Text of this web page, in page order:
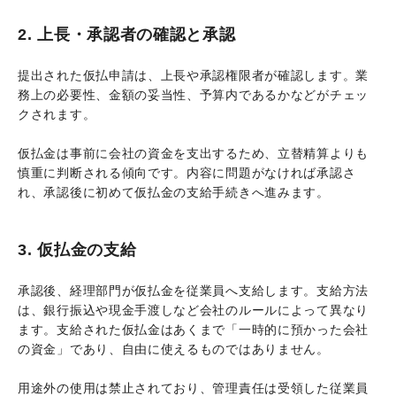
2. 上長・承認者の確認と承認
提出された仮払申請は、上長や承認権限者が確認します。業
務上の必要性、金額の妥当性、予算内であるかなどがチェッ
クされます。
仮払金は事前に会社の資金を支出するため、立替精算よりも
慎重に判断される傾向です。内容に問題がなければ承認さ
れ、承認後に初めて仮払金の支給手続きへ進みます。
3. 仮払金の支給
承認後、経理部門が仮払金を従業員へ支給します。支給方法
は、銀行振込や現金手渡しなど会社のルールによって異なり
ます。支給された仮払金はあくまで「一時的に預かった会社
の資金」であり、自由に使えるものではありません。
用途外の使用は禁止されており、管理責任は受領した従業員